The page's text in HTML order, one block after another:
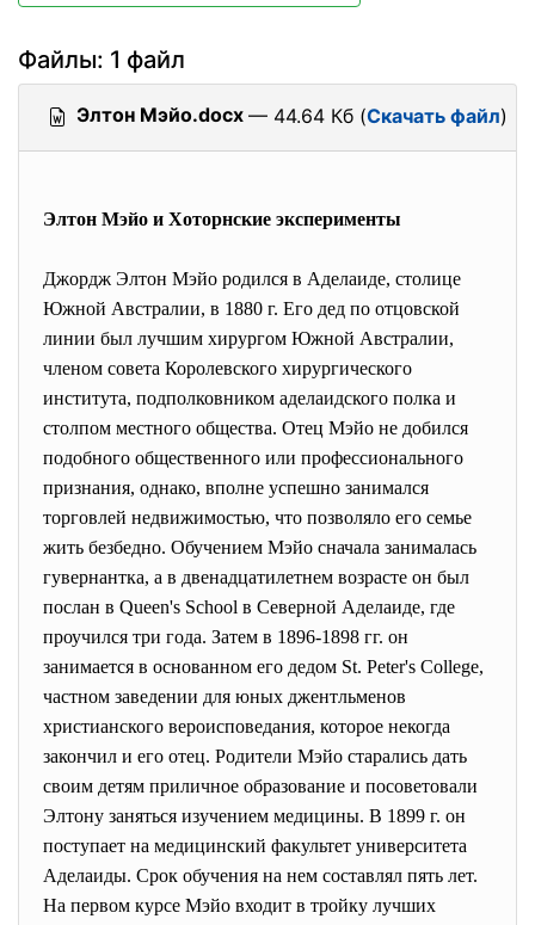
Файлы: 1 файл
Элтон Мэйо.docx — 44.64 Кб (Скачать файл)
Элтон Мэйо и Хоторнские эксперименты
Джордж Элтон Мэйо родился в Аделаиде, столице
Южной Австралии, в 1880 г. Его дед по отцовской
линии был лучшим хирургом Южной Австралии,
членом совета Королевского хирургического
института, подполковником аделаидского полка и
столпом местного общества. Отец Мэйо не добился
подобного общественного или профессионального
признания, однако, вполне успешно занимался
торговлей недвижимостью, что позволяло его семье
жить безбедно. Обучением Мэйо сначала занималась
гувернантка, а в двенадцатилетнем возрасте он был
послан в Queen's School в Северной Аделаиде, где
проучился три года. Затем в 1896-1898 гг. он
занимается в основанном его дедом St. Peter's College,
частном заведении для юных джентльменов
христианского вероисповедания, которое некогда
закончил и его отец. Родители Мэйо старались дать
своим детям приличное образование и посоветовали
Элтону заняться изучением медицины. В 1899 г. он
поступает на медицинский факультет университета
Аделаиды. Срок обучения на нем составлял пять лет.
На первом курсе Мэйо входит в тройку лучших